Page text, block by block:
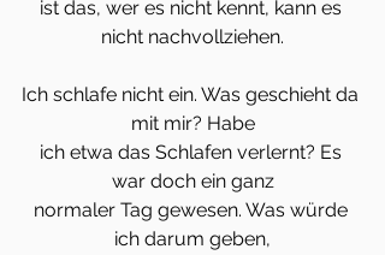
ist das, wer es nicht kennt, kann es
nicht nachvollziehen.
Ich schlafe nicht ein. Was geschieht da
mit mir? Habe
ich etwa das Schlafen verlernt? Es
war doch ein ganz
normaler Tag gewesen. Was würde
ich darum geben,